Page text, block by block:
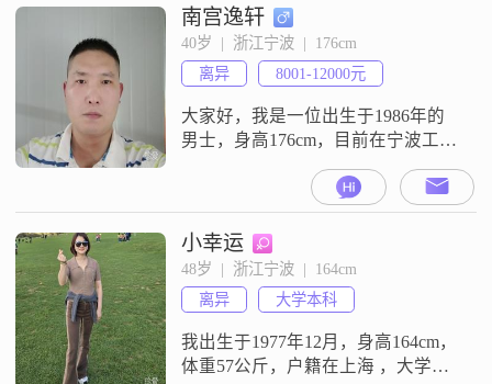
我一直在努力提升自己，不断学习
新的知识和技能##3002##性格方
面，我自认为是一个温柔体贴
##3001##善解人意的人##3002##我
喜欢与人
南宫逸轩
40岁  |  浙江宁波  |  176cm
离异
8001-12000元
大家好，我是一位出生于1986年的
男士，身高176cm，目前在宁波工
间，虽然学历是高中及以下，但我
一直秉持着稳重可靠的原则，在生
活和工作中不断努力。我始终认
为，责任感是男人的重要品质，所
以我一直以此为标准要求自己。在
生活中，我真诚待人，尊重他人，
也期待能找到一个可以相互尊重、
双向
小幸运
48岁  |  浙江宁波  |  164cm
离异
大学本科
我出生于1977年12月，身高164cm，
体重57公斤，户籍在上海 ，大学本